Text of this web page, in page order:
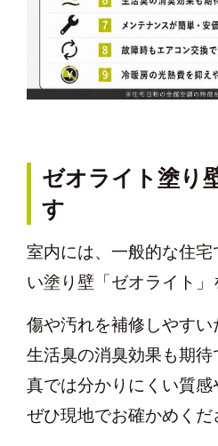
ゼオライト塗り
す
室内には、一般的な住
い塗り壁「ゼオライト」
傷や汚れを補修しやす
生活臭の消臭効果も期
真では分かりにくい質感
ぜひ現地でお確かめくだ